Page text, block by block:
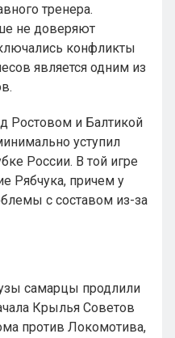
тренера.
не доверяют
конфликты
является одним из
Ростовом и Балтикой
уступил
России. В той игре
Рябчука, причем у
с составом из-за
самарцы продлили
Крылья Советов
против Локомотива,